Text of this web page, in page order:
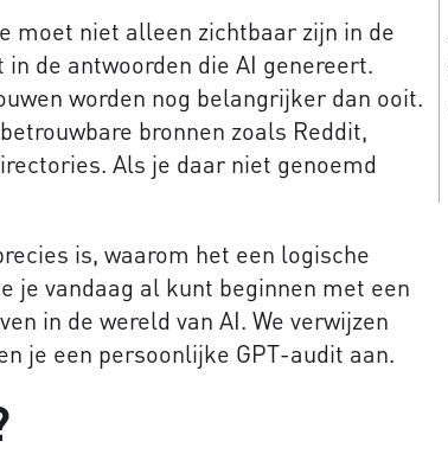
moet niet alleen zichtbaar zijn in de
de antwoorden die AI genereert.
worden nog belangrijker dan ooit.
bronnen zoals Reddit,
Als je daar niet genoemd
is, waarom het een logische
je vandaag al kunt beginnen met een
in de wereld van AI. We verwijzen
je een persoonlijke GPT-audit aan.